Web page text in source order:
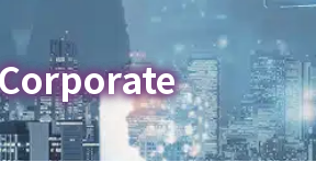
Maineen